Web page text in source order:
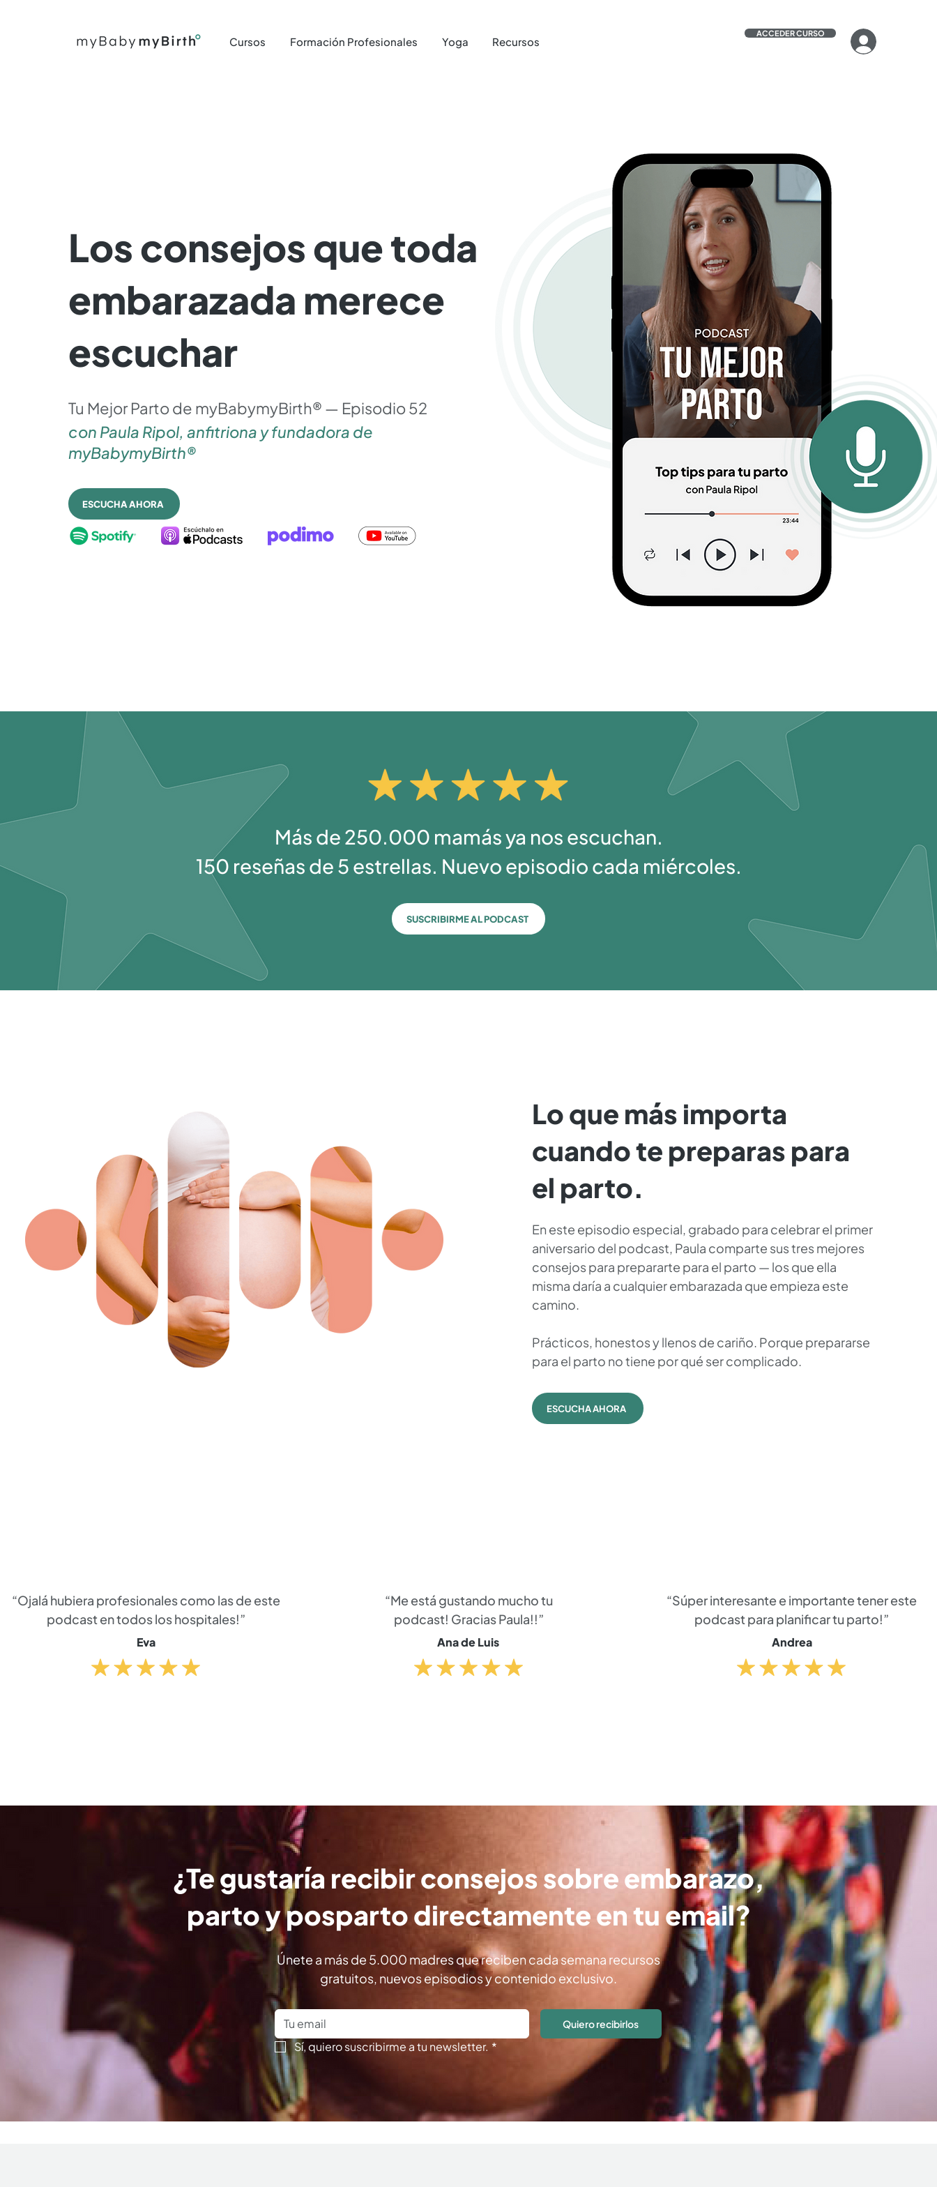
Cursos Formación Profesionales Yoga Recursos
ACCEDER CURSO
Los consejos que toda
embarazada merece
escuchar
Tu Mejor Parto de myBabymyBirth® — Episodio 52
con Paula Ripol, anfitriona y fundadora de
myBabymyBirth®
ESCUCHA AHORA
Más de 250.000 mamás ya nos escuchan.
150 reseñas de 5 estrellas. Nuevo episodio cada miércoles.
SUSCRIBIRME AL PODCAST
Lo que más importa
cuando te preparas para
el parto.
En este episodio especial, grabado para celebrar el primer
aniversario del podcast, Paula comparte sus tres mejores
consejos para prepararte para el parto — los que ella
misma daría a cualquier embarazada que empieza este
camino.
Prácticos, honestos y llenos de cariño. Porque prepararse
para el parto no tiene por qué ser complicado.
ESCUCHA AHORA
“Ojalá hubiera profesionales como las de este
podcast en todos los hospitales!”
Eva
“Me está gustando mucho tu
podcast! Gracias Paula!!”
Ana de Luis
“Súper interesante e importante tener este
podcast para planificar tu parto!”
Andrea
¿Te gustaría recibir consejos sobre embarazo,
parto y posparto directamente en tu email?
Únete a más de 5.000 madres que reciben cada semana recursos
gratuitos, nuevos episodios y contenido exclusivo.
Quiero recibirlos
Sí, quiero suscribirme a tu newsletter. *